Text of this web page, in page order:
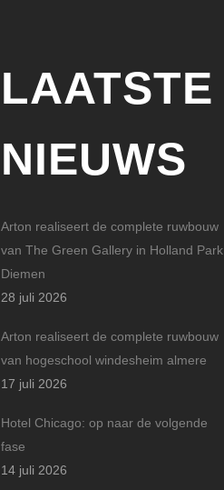
LAATSTE
NIEUWS
Arton realiseert de complete ruwbouw
van The Green Gallery in Holland Park
Diemen
28 juli 2026
Arton realiseert de complete ruwbouw
van hogeschool windesheim almere
17 juli 2026
Hotel Chicago: op naar de volgende
fase
14 juli 2026